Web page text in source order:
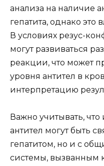
анализа на наличие
гепатита, однако
В условиях резус-
могут развиваться
реакции, что может
уровня антител в
интерпретацию
Важно учитывать,
антител могут быть
гепатитом, но и с
системы, вызванным